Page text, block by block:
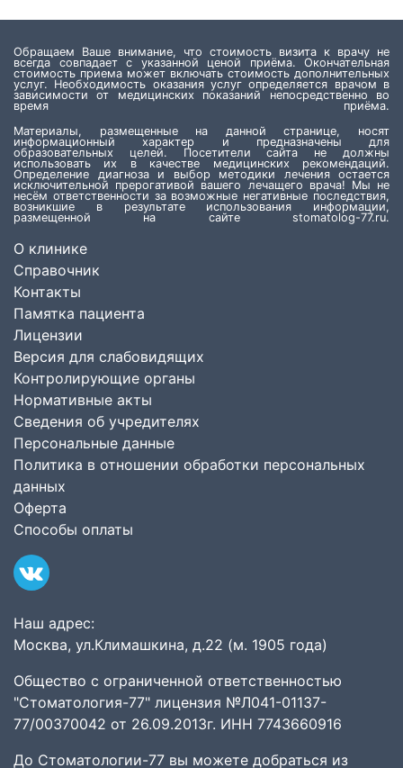
Обращаем Ваше внимание, что стоимость визита к врачу не
всегда совпадает с указанной ценой приёма. Окончательная
стоимость приема может включать стоимость дополнительных
услуг. Необходимость оказания услуг определяется врачом в
зависимости от медицинских показаний непосредственно во
время приёма.
Материалы, размещенные на данной странице, носят
информационный характер и предназначены для
образовательных целей. Посетители сайта не должны
использовать их в качестве медицинских рекомендаций.
Определение диагноза и выбор методики лечения остается
исключительной прерогативой вашего лечащего врача! Мы не
несём ответственности за возможные негативные последствия,
возникшие в результате использования информации,
размещенной на сайте stomatolog-77.ru.
О клинике
Справочник
Контакты
Памятка пациента
Лицензии
Версия для слабовидящих
Контролирующие органы
Нормативные акты
Сведения об учредителях
Персональные данные
Политика в отношении обработки персональных
данных
Оферта
Способы оплаты
Наш адрес:
Москва, ул.Климашкина, д.22 (м. 1905 года)
Общество с ограниченной ответственностью
"Стоматология-77" лицензия №Л041-01137-
77/00370042 от 26.09.2013г. ИНН 7743660916
До Стоматологии-77 вы можете добраться из